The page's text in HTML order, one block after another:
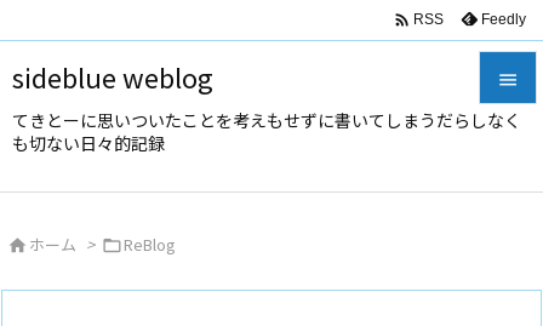
sideblue weblog
てきとーに思いついたことを考えもせずに書いてしまうだらしなく
も切ない日々的記録



 RSS Feedly
 ホーム > ReBlog